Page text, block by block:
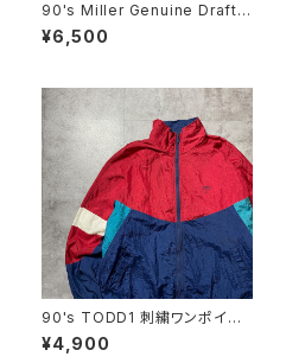
90's Miller Genuine Draft
フルーツオブザルームボディ
バックプリント シングルステッ
¥6,500
90's TODD1 刺繍ワンポイン
ト クレイジーパターン ナイ
ロンジャケット
¥4,900